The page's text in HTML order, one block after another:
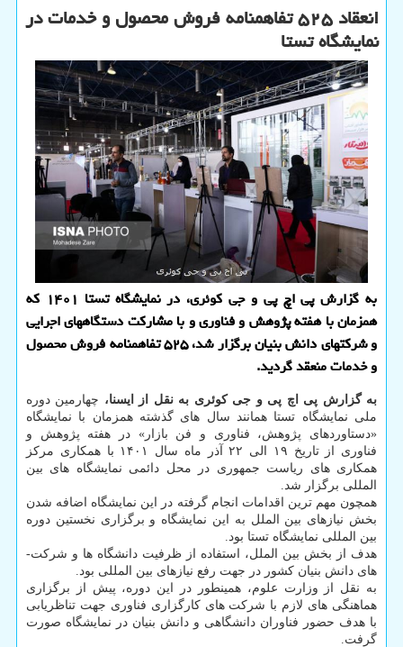
انعقاد ۵۲۵ تفاهمنامه فروش محصول و خدمات در
نمایشگاه تستا
به گزارش پی اچ پی و جی کوئری، در نمایشگاه تستا ۱۴۰۱ که
همزمان با هفته پژوهش و فناوری و با مشارکت دستگاههای اجرایی
و شرکتهای دانش بنیان برگزار شد، ۵۲۵ تفاهمنامه فروش محصول
و خدمات منعقد گردید.
به گزارش پی اچ پی و جی کوئری به نقل از ایسنا، چهارمین دوره
ملی نمایشگاه تستا همانند سال ­های گذشته همزمان با نمایشگاه
«دستاوردهای پژوهش، فناوری و فن ­بازار» در هفته پژوهش و
فناوری از تاریخ ۱۹ الی ۲۲ آذر ماه سال ۱۴۰۱ با همکاری مرکز
همکاری­ های ریاست جمهوری در محل دائمی نمایشگاه­ های بین
المللی برگزار شد.
همچون مهم ترین اقدامات انجام گرفته در این نمایشگاه اضافه شدن
بخش نیازهای بین ­الملل به این نمایشگاه و برگزاری نخستین دوره
بین­ المللی نمایشگاه تستا بود.
هدف از بخش بین ­الملل، استفاده از ظرفیت دانشگاه­ ها و شرکت­
های دانش ­بنیان کشور در جهت رفع نیازهای بین ­المللی بود.
به نقل از وزارت علوم، همینطور در این دوره، پیش از برگزاری
هماهنگی های لازم با شرکت­ های کارگزاری فناوری جهت تناظریابی
با هدف حضور فناوران دانشگاهی و دانش­ بنیان در نمایشگاه صورت
گرفت.